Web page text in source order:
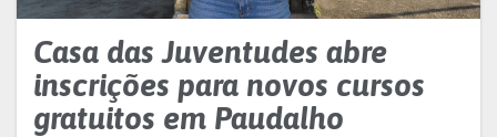
Casa das Juventudes abre
inscrições para novos cursos
gratuitos em Paudalho